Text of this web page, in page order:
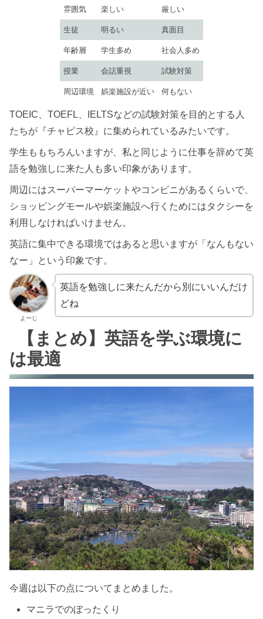
雰囲気 楽しい 厳しい
生徒 明るい 真面目
年齢層 学生多め 社会人多め
授業 会話重視 試験対策
周辺環境 娯楽施設が近い 何もない
TOEIC、TOEFL、IELTSなどの試験対策を目的とする人
たちが『チャピス校』に集められているみたいです。
学生ももちろんいますが、私と同じように仕事を辞めて英
語を勉強しに来た人も多い印象があります。
周辺にはスーパーマーケットやコンビニがあるくらいで、
ショッピングモールや娯楽施設へ行くためにはタクシーを
利用しなければいけません。
英語に集中できる環境ではあると思いますが「なんもない
なー」という印象です。
よーじ
英語を勉強しに来たんだから別にいいんだけ
どね
【まとめ】英語を学ぶ環境に
は最適
今週は以下の点についてまとめました。
マニラでのぼったくり